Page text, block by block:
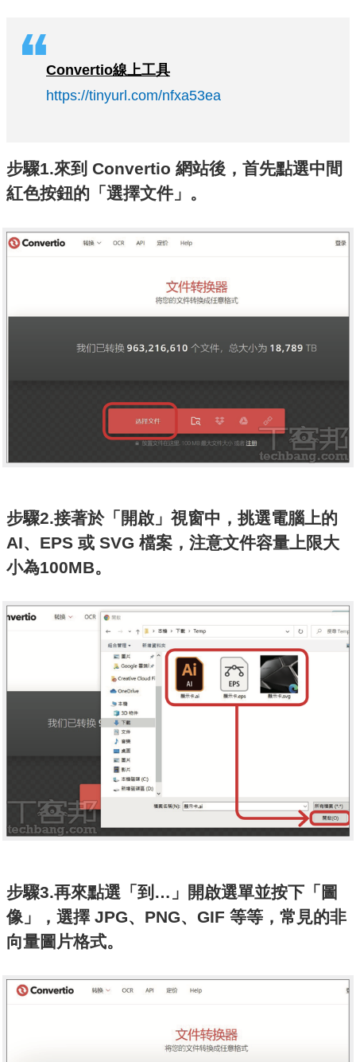
Convertio線上工具
https://tinyurl.com/nfxa53ea
步驟1.來到 Convertio 網站後，首先點選中間
紅色按鈕的「選擇文件」。
步驟2.接著於「開啟」視窗中，挑選電腦上的
AI、EPS 或 SVG 檔案，注意文件容量上限大
小為100MB。
步驟3.再來點選「到…」開啟選單並按下「圖
像」，選擇 JPG、PNG、GIF 等等，常見的非
向量圖片格式。